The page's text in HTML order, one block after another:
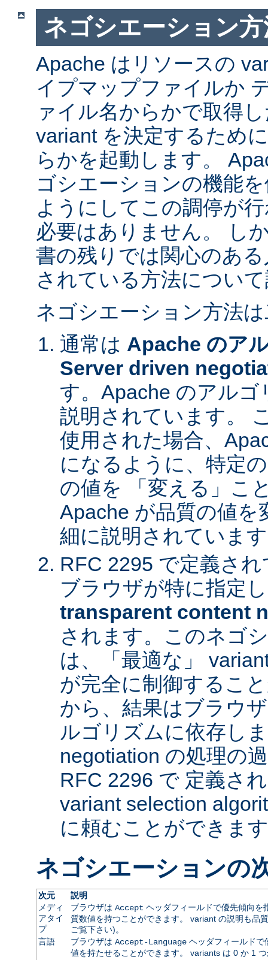
ネゴシエーション方
Apache はリソースの
イプマップファイルか
ァイル名からかで取得
variant を決定するため
らかを起動します。
ゴシエーションの機能
ようにしてこの調停が
必要はありません。 し
書の残りでは関心のあ
されている方法につい
ネゴシエーション方法
通常は Apache のア
Server driven
す。Apache のアル
説明されています。
使用された場合、
になるように、特定
の値を 「変える」こ
Apache が品質の値を
細に説明されていま
RFC 2295 で定義さ
ブラウザが特に指定
transparent content
されます。このネゴ
は、「最適な」
が完全に制御するこ
から、結果はブラウ
ルゴリズムに依存し
negotiation の処理の
RFC 2296 で 定義さ
variant selection
に頼むことができま
ネゴシエーションの
次元
説明
メディ
アタイ
プ
ブラウザは Accept ヘッダフィールドで優先傾向を
質数値を持つことができます。 variant の説明も品
ご覧下さい)。
言語
ブラウザは Accept-Languageヘッダフィールドで
値を持たせることができます。 variants は 0 か 1